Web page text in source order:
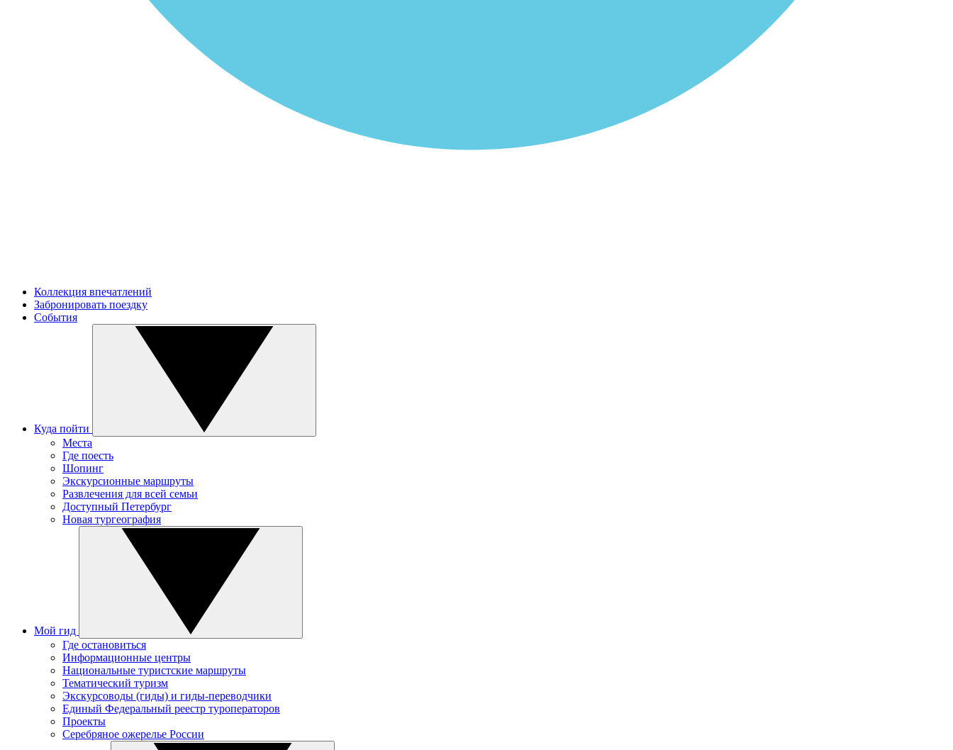
Коллекция впечатлений
Забронировать поездку
События
Куда пойти
Места
Где поесть
Шопинг
Экскурсионные маршруты
Развлечения для всей семьи
Доступный Петербург
Новая тургеография
Мой гид
Где остановиться
Информационные центры
Национальные туристские маршруты
Тематический туризм
Экскурсоводы (гиды) и гиды-переводчики
Единый Федеральный реестр туроператоров
Проекты
Серебряное ожерелье России